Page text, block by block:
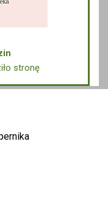
stronę